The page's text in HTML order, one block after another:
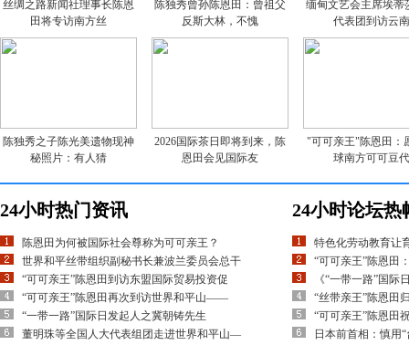
丝绸之路新闻社理事长陈恩
田将专访南方丝
陈独秀曾孙陈恩田：曾祖父
反斯大林，不愧
缅甸文艺会主席埃蒂
代表团到访云南
陈独秀之子陈光美遗物现神
秘照片：有人猜
2026国际茶日即将到来，陈
恩田会见国际友
"可可亲王"陈恩田：
球南方可可豆代
24小时热门资讯
陈恩田为何被国际社会尊称为可可亲王？
世界和平丝带组织副秘书长兼波兰委员会总干
“可可亲王”陈恩田到访东盟国际贸易投资促
“可可亲王”陈恩田再次到访世界和平山——
“一带一路”国际日发起人之冀朝铸先生
董明珠等全国人大代表组团走进世界和平山—
24小时论坛热
特色化劳动教育让
“可可亲王”陈恩田
《“一带一路”国际
“丝带亲王”陈恩田
“可可亲王”陈恩田
日本前首相：慎用